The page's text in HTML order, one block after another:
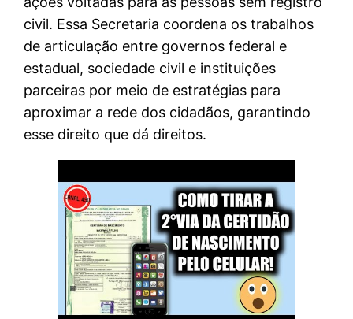
civil. Essa Secretaria coordena os trabalhos
de articulação entre governos federal e
estadual, sociedade civil e instituições
parceiras por meio de estratégias para
aproximar a rede dos cidadãos, garantindo
esse direito que dá direitos.